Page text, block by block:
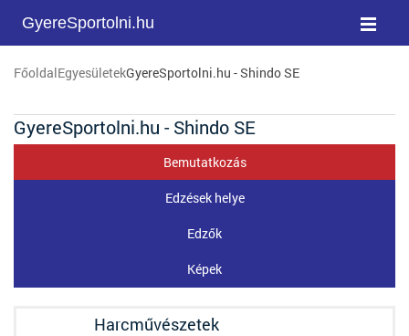
GyereSportolni.hu
FőoldalEgyesületekGyereSportolni.hu - Shindo SE
GyereSportolni.hu - Shindo SE
Bemutatkozás
Edzések helye
Edzők
Képek
Harcművészetek